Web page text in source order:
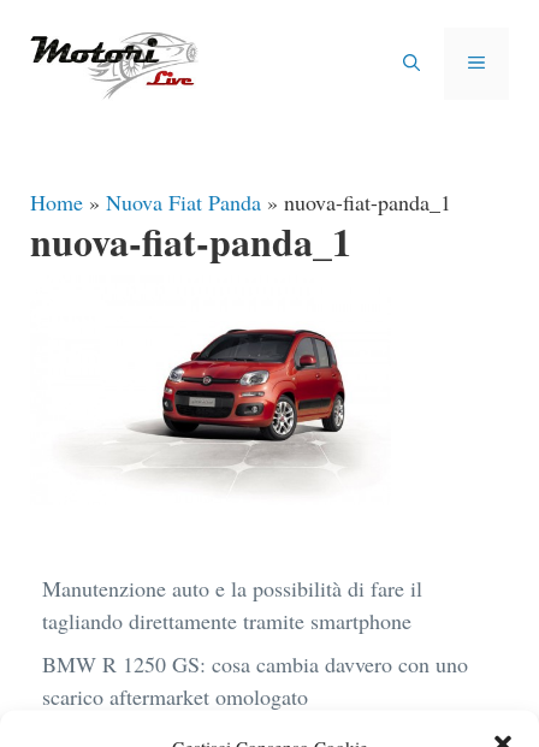
MENU
Home » Nuova Fiat Panda » nuova-fiat-panda_1
nuova-fiat-panda_1
Manutenzione auto e la possibilità di fare il
tagliando direttamente tramite smartphone
BMW R 1250 GS: cosa cambia davvero con uno
scarico aftermarket omologato
Audi Q4 e-Tron 40 Business elettrica: mobilità